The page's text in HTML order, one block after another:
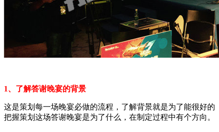
1、了解答谢晚宴的背景
这是策划每一场晚宴必做的流程，了解背景就是为了能很好的
把握策划这场答谢晚宴是为了什么，在制定过程中有个方向。